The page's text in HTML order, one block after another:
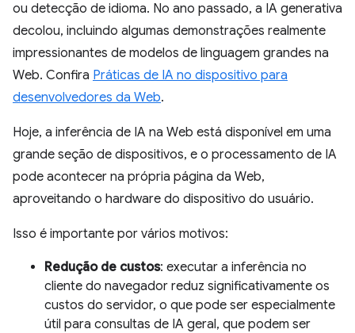
ou detecção de idioma. No ano passado, a IA generativa
decolou, incluindo algumas demonstrações realmente
impressionantes de modelos de linguagem grandes na
Web. Confira Práticas de IA no dispositivo para
desenvolvedores da Web.
Hoje, a inferência de IA na Web está disponível em uma
grande seção de dispositivos, e o processamento de IA
pode acontecer na própria página da Web,
aproveitando o hardware do dispositivo do usuário.
Isso é importante por vários motivos:
Redução de custos: executar a inferência no
cliente do navegador reduz significativamente os
custos do servidor, o que pode ser especialmente
útil para consultas de IA geral, que podem ser